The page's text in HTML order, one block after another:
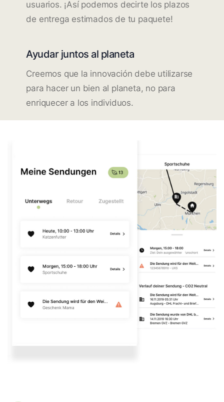
usuarios. ¡Así podemos decirte los plazos
de entrega estimados de tu paquete!
Ayudar juntos al planeta
Creemos que la innovación debe utilizarse
para hacer un bien al planeta, no para
enriquecer a los individuos.